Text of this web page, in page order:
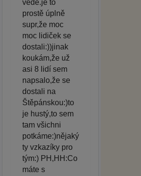
vede.je to
prostě úplně
supr,že moc
moc lidiček se
dostali:))jinak
koukám,že už
asi 8 lidí sem
napsalo,že se
dostali na
Štěpánskou:)to
je hustý,to sem
tam všichni
potkáme:)nějaký
ty vzkazíky pro
tým:) PH,HH:Co
máte s